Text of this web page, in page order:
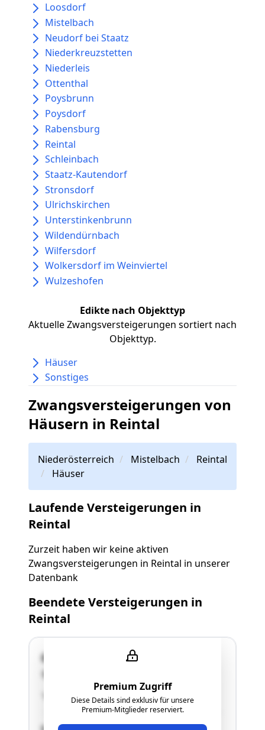
Loosdorf
Mistelbach
Neudorf bei Staatz
Niederkreuzstetten
Niederleis
Ottenthal
Poysbrunn
Poysdorf
Rabensburg
Reintal
Schleinbach
Staatz-Kautendorf
Stronsdorf
Ulrichskirchen
Unterstinkenbrunn
Wildendürnbach
Wilfersdorf
Wolkersdorf im Weinviertel
Wulzeshofen
Edikte nach Objekttyp
Aktuelle Zwangsversteigerungen sortiert nach
Objekttyp.
Häuser
Sonstiges
Zwangsversteigerungen von
Häusern in Reintal
Niederösterreich Mistelbach
Reintal
Häuser
Laufende Versteigerungen in
Reintal
Zurzeit haben wir keine aktiven
Zwangsversteigerungen in Reintal in unserer
Datenbank
Beendete Versteigerungen in
Reintal
Premium Zugriff
Diese Details sind exklusiv für unsere
Premium-Mitglieder reserviert.
Gstätte 74
"Wohnhaus, ebenerdig"